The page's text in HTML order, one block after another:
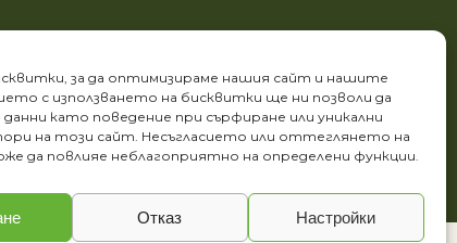
за да оптимизираме нашия сайт и нашите
с използването на бисквитки ще ни позволи да
като поведение при сърфиране или уникални
на този сайт. Несъгласието или оттеглянето на
да повлияе неблагоприятно на определени функции.
Отказ Настройки